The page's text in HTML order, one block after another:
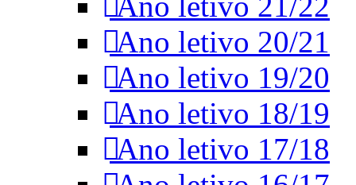
Ano letivo 20/21
Ano letivo 19/20
Ano letivo 18/19
Ano letivo 17/18